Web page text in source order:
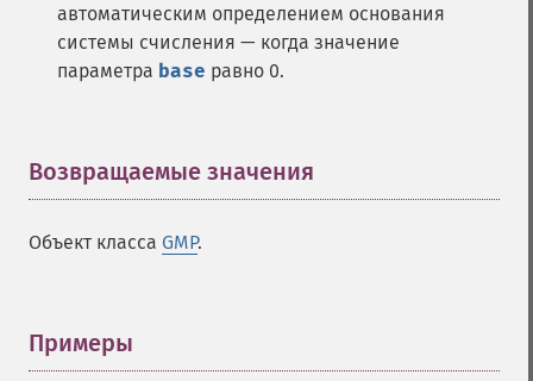
автоматическим определением основания
системы счисления — когда значение
параметра base равно 0.
Возвращаемые значения
Объект класса GMP.
Примеры